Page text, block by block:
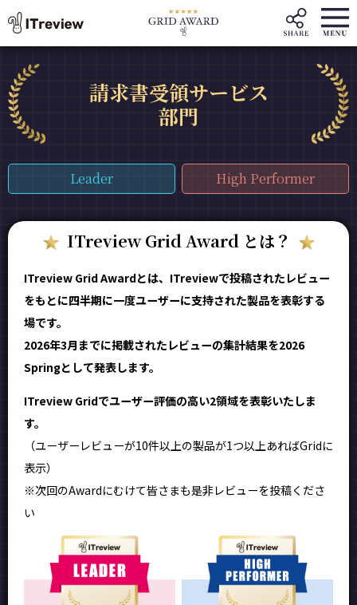
請求書受領サービス
部門
Leader High Performer
ITreview Grid Award とは？
ITreview Grid Awardとは、ITreviewで投稿されたレビュー
をもとに四半期に一度ユーザーに支持された製品を表彰する
場です。
2026年3月までに掲載されたレビューの集計結果を2026
Springとして発表します。
ITreview Gridでユーザー評価の高い2領域を表彰いたしま
す。
（ユーザーレビューが10件以上の製品が1つ以上あればGridに
表示）
※次回のAwardにむけて皆さまも是非レビューを投稿くださ
い